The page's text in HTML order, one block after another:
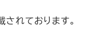
れております。